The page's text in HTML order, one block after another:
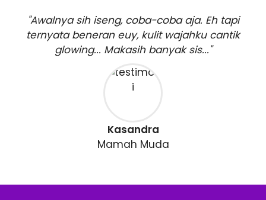
"Awalnya sih iseng, coba-coba aja. Eh tapi
ternyata beneran euy, kulit wajahku cantik
glowing... Makasih banyak sis..."
Kasandra
Mamah Muda